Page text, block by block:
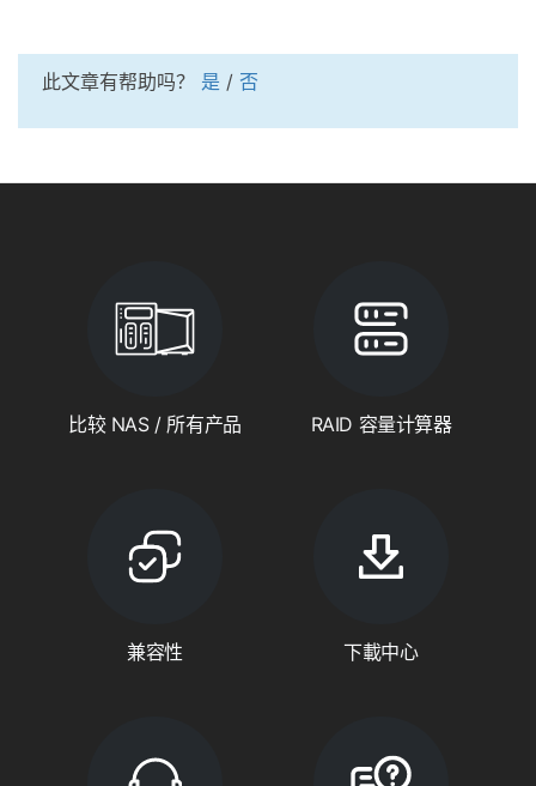
此文章有帮助吗？ 是 / 否
比较 NAS / 所有产品 RAID 容量计算器
兼容性 下載中心